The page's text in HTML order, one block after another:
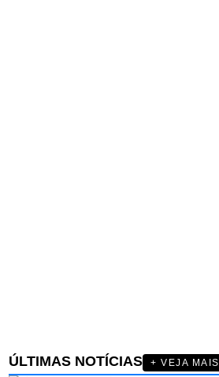
ÚLTIMAS NOTÍCIAS
+ VEJA MAIS